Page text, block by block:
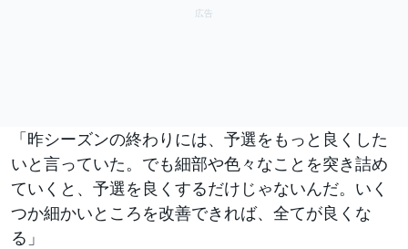
「昨シーズンの終わりには、予選をもっと良くした
いと言っていた。でも細部や色々なことを突き詰め
ていくと、予選を良くするだけじゃないんだ。いく
つか細かいところを改善できれば、全てが良くな
る」